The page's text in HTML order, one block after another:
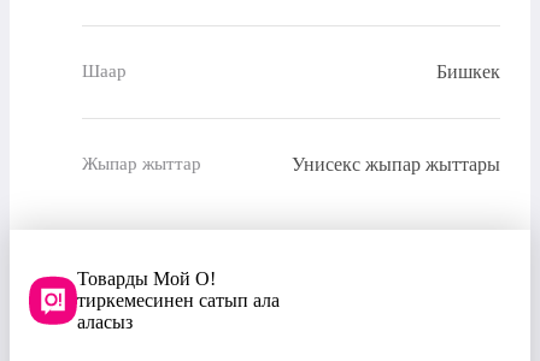
Шаар Бишкек
Жыпар жыттар Унисекс жыпар жыттары
Товарды Мой О!
тиркемесинен сатып ала
аласыз